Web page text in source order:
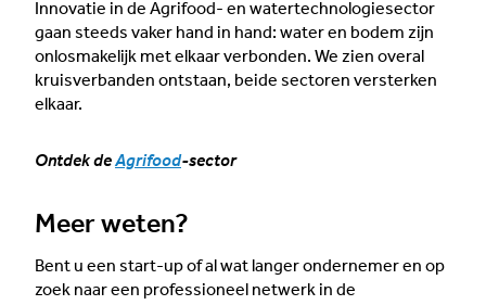
Innovatie in de Agrifood- en watertechnologiesector
gaan steeds vaker hand in hand: water en bodem zijn
onlosmakelijk met elkaar verbonden. We zien overal
kruisverbanden ontstaan, beide sectoren versterken
elkaar.
Ontdek deAgrifood-sector
Meer weten?
Bent u een start-up of al wat langer ondernemer en op
zoek naar een professioneel netwerk in de